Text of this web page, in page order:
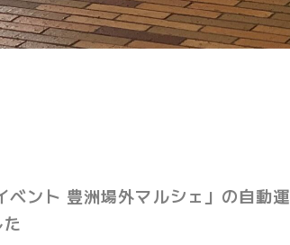
ベント 豊洲場外マルシェ」の自動運